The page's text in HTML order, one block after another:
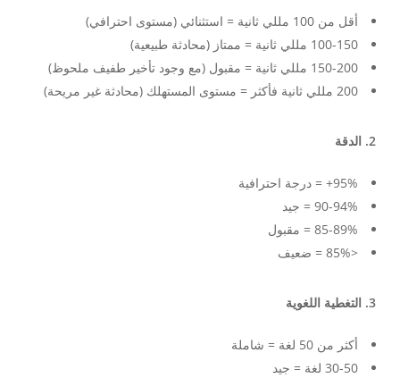
أقل من 100 مللي ثانية = استثنائي (مستوى احترافي)
100-150 مللي ثانية = ممتاز (محادثة طبيعية)
150-200 مللي ثانية = مقبول (مع وجود تأخير طفيف ملحوظ)
200 مللي ثانية فأكثر = مستوى المستهلك (محادثة غير مريحة)
2. الدقة
95%+ = درجة احترافية
90-94% = جيد
85-89% = مقبول
<85% = ضعيف
3. التغطية اللغوية
أكثر من 50 لغة = شاملة
30-50 لغة = جيد